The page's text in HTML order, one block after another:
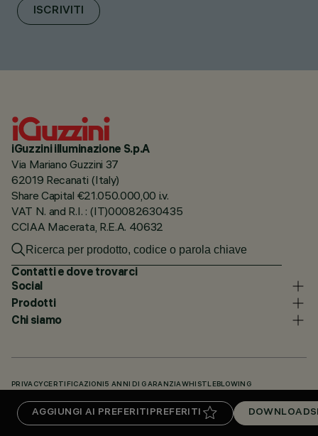
AGGIUNGI AI PREFERITI PREFERITI DOWNLOADS
ISCRIVITI
iGuzzini illuminazione S.p.A
Via Mariano Guzzini 37
62019 Recanati (Italy)
Share Capital €21.050.000,00 i.v.
VAT N. and R.I. : (IT)00082630435
CCIAA Macerata, R.E.A. 40632
Contatti e dove trovarci
Social
Prodotti
Chi siamo
PRIVACY CERTIFICAZIONI 5 ANNI DI GARANZIAWHISTLEBLOWING
KNOWLEDGE BASE (LOGIN NECESSARIO)DOWNLOADS